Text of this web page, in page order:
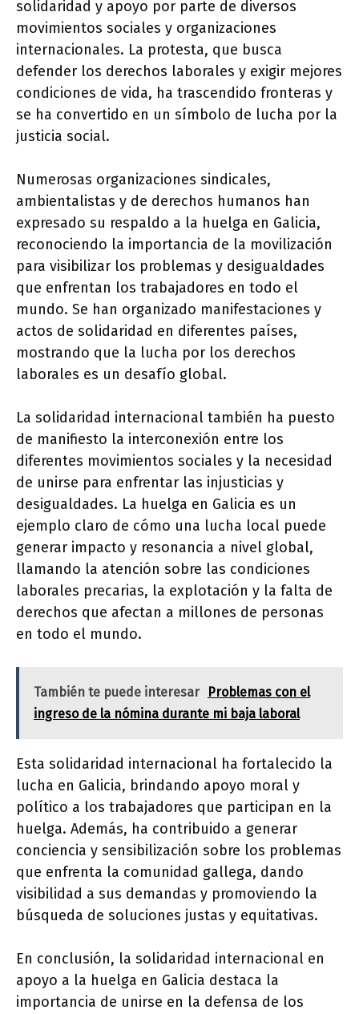
solidaridad y apoyo por parte de diversos
movimientos sociales y organizaciones
internacionales. La protesta, que busca
defender los derechos laborales y exigir mejores
condiciones de vida, ha trascendido fronteras y
se ha convertido en un símbolo de lucha por la
justicia social.
Numerosas organizaciones sindicales,
ambientalistas y de derechos humanos han
expresado su respaldo a la huelga en Galicia,
reconociendo la importancia de la movilización
para visibilizar los problemas y desigualdades
que enfrentan los trabajadores en todo el
mundo. Se han organizado manifestaciones y
actos de solidaridad en diferentes países,
mostrando que la lucha por los derechos
laborales es un desafío global.
La solidaridad internacional también ha puesto
de manifiesto la interconexión entre los
diferentes movimientos sociales y la necesidad
de unirse para enfrentar las injusticias y
desigualdades. La huelga en Galicia es un
ejemplo claro de cómo una lucha local puede
generar impacto y resonancia a nivel global,
llamando la atención sobre las condiciones
laborales precarias, la explotación y la falta de
derechos que afectan a millones de personas
en todo el mundo.
También te puede interesar
Problemas con el
ingreso de la nómina durante mi baja laboral
Esta solidaridad internacional ha fortalecido la
lucha en Galicia, brindando apoyo moral y
político a los trabajadores que participan en la
huelga. Además, ha contribuido a generar
conciencia y sensibilización sobre los problemas
que enfrenta la comunidad gallega, dando
visibilidad a sus demandas y promoviendo la
búsqueda de soluciones justas y equitativas.
En conclusión, la solidaridad internacional en
apoyo a la huelga en Galicia destaca la
importancia de unirse en la defensa de los